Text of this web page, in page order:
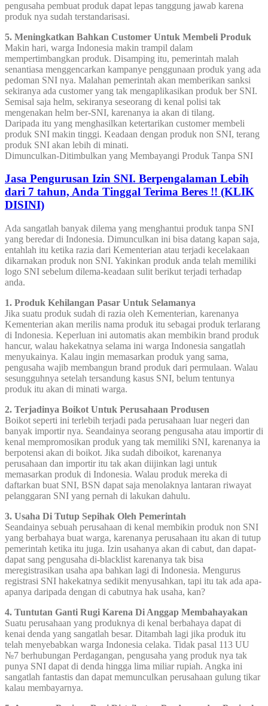
pengusaha pembuat produk dapat lepas tanggung jawab karena
produk nya sudah terstandarisasi.
5. Meningkatkan Bahkan Customer Untuk Membeli Produk
Makin hari, warga Indonesia makin trampil dalam
mempertimbangkan produk. Disamping itu, pemerintah malah
senantiasa menggencarkan kampanye penggunaan produk yang ada
pedoman SNI nya. Malahan pemerintah akan memberikan sanksi
sekiranya ada customer yang tak mengaplikasikan produk ber SNI.
Semisal saja helm, sekiranya seseorang di kenal polisi tak
mengenakan helm ber-SNI, karenanya ia akan di tilang.
Daripada itu yang menghasilkan ketertarikan customer membeli
produk SNI makin tinggi. Keadaan dengan produk non SNI, terang
produk SNI akan lebih di minati.
Dimunculkan-Ditimbulkan yang Membayangi Produk Tanpa SNI
Jasa Pengurusan Izin SNI. Berpengalaman Lebih
dari 7 tahun, Anda Tinggal Terima Beres !! (KLIK
DISINI)
Ada sangatlah banyak dilema yang menghantui produk tanpa SNI
yang beredar di Indonesia. Dimunculkan ini bisa datang kapan saja,
entahlah itu ketika razia dari Kementerian atau terjadi kecelakaan
dikarnakan produk non SNI. Yakinkan produk anda telah memiliki
logo SNI sebelum dilema-keadaan sulit berikut terjadi terhadap
anda.
1. Produk Kehilangan Pasar Untuk Selamanya
Jika suatu produk sudah di razia oleh Kementerian, karenanya
Kementerian akan merilis nama produk itu sebagai produk terlarang
di Indonesia. Keperluan ini automatis akan membikin brand produk
hancur, walau hakekatnya selama ini warga Indonesia sangatlah
menyukainya. Kalau ingin memasarkan produk yang sama,
pengusaha wajib membangun brand produk dari permulaan. Walau
sesungguhnya setelah tersandung kasus SNI, belum tentunya
produk itu akan di minati warga.
2. Terjadinya Boikot Untuk Perusahaan Produsen
Boikot seperti ini terlebih terjadi pada perusahaan luar negeri dan
banyak importir nya. Seandainya seorang pengusaha atau importir di
kenal mempromosikan produk yang tak memiliki SNI, karenanya ia
berpotensi akan di boikot. Jika sudah diboikot, karenanya
perusahaan dan importir itu tak akan diijinkan lagi untuk
memasarkan produk di Indonesia. Walau produk mereka di
daftarkan buat SNI, BSN dapat saja menolaknya lantaran riwayat
pelanggaran SNI yang pernah di lakukan dahulu.
3. Usaha Di Tutup Sepihak Oleh Pemerintah
Seandainya sebuah perusahaan di kenal membikin produk non SNI
yang berbahaya buat warga, karenanya perusahaan itu akan di tutup
pemerintah ketika itu juga. Izin usahanya akan di cabut, dan dapat-
dapat sang pengusaha di-blacklist karenanya tak bisa
meregistrasikan usaha apa bahkan lagi di Indonesia. Mengurus
registrasi SNI hakekatnya sedikit menyusahkan, tapi itu tak ada apa-
apanya daripada dengan di cabutnya hak usaha, kan?
4. Tuntutan Ganti Rugi Karena Di Anggap Membahayakan
Suatu perusahaan yang produknya di kenal berbahaya dapat di
kenai denda yang sangatlah besar. Ditambah lagi jika produk itu
telah menyebabkan warga Indonesia celaka. Tidak pasal 113 UU
№7 berhubungan Perdagangan, pengusaha yang produk nya tak
punya SNI dapat di denda hingga lima miliar rupiah. Angka ini
sangatlah fantastis dan dapat memunculkan perusahaan gulung tikar
kalau membayarnya.